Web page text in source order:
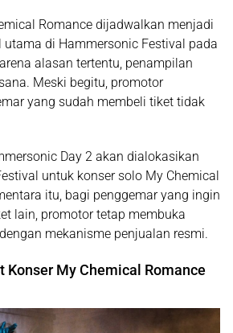
Romance dijadwalkan menjadi
di Hammersonic Festival pada
alasan tertentu, penampilan
Meski begitu, promotor
yang sudah membeli tiket tidak
Day 2 akan dialokasikan
untuk konser solo My Chemical
itu, bagi penggemar yang ingin
lain, promotor tetap membuka
mekanisme penjualan resmi.
Konser My Chemical Romance